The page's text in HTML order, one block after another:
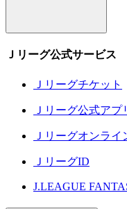
Ｊリーグ公式サービス
Ｊリーグチケット
Ｊリーグ公式アプ
Ｊリーグオンライ
ＪリーグID
J.LEAGUE